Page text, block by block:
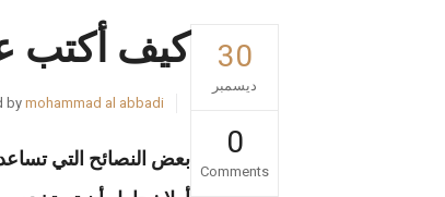
30
ديسمبر
0
Comments
كيف أكتب
by mohammad al abbadi
بعض النصائح التي